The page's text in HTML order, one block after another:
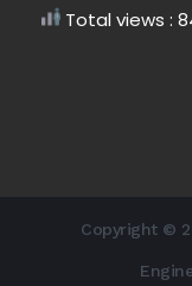
Total views :
Copyright ©